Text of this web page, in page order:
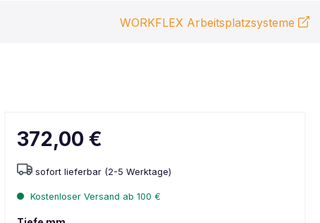
WORKFLEX Arbeitsplatzsysteme
372,00 €
sofort lieferbar (2-5 Werktage)
Kostenloser Versand ab 100 €